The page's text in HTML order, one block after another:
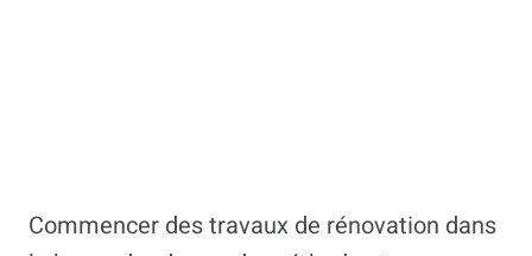
Commencer des travaux de rénovation dans